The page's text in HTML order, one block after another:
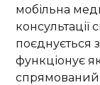
мобільна
консультації
поєднується
функціонує
спрямований